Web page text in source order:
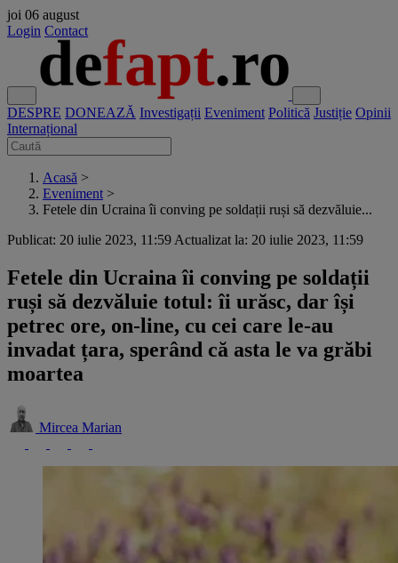
joi 06 august
Login Contact
DESPRE DONEAZĂ Investigații Eveniment Politică Justiție Opinii
Internațional
Acasă >
Eveniment >
Fetele din Ucraina îi conving pe soldații ruși să dezvăluie...
Publicat: 20 iulie 2023, 11:59 Actualizat la: 20 iulie 2023, 11:59
Fetele din Ucraina îi conving pe soldații
ruși să dezvăluie totul: îi urăsc, dar își
petrec ore, on-line, cu cei care le-au
invadat țara, sperând că asta le va grăbi
moartea
Mircea Marian